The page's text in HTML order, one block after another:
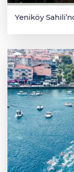
Yeniköy